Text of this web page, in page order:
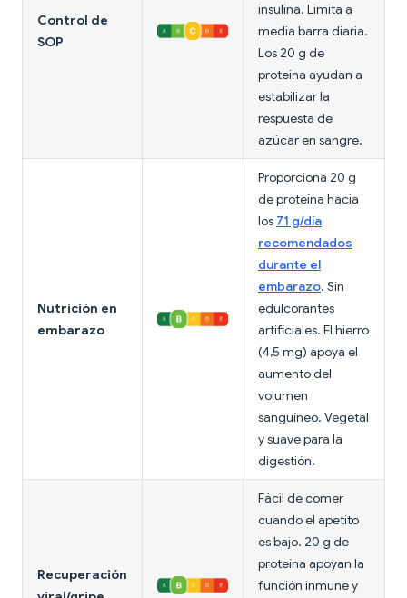
Control de
SOP
insulina. Limita a
media barra diaria.
Los 20 g de
proteína ayudan a
estabilizar la
respuesta de
azúcar en sangre.
Nutrición en
embarazo
Proporciona 20 g
de proteína hacia
los 71 g/día
recomendados
durante el
embarazo. Sin
edulcorantes
artificiales. El hierro
(4,5 mg) apoya el
aumento del
volumen
sanguíneo. Vegetal
y suave para la
digestión.
Recuperación
Fácil de comer
cuando el apetito
es bajo. 20 g de
proteína apoyan la
función inmune y